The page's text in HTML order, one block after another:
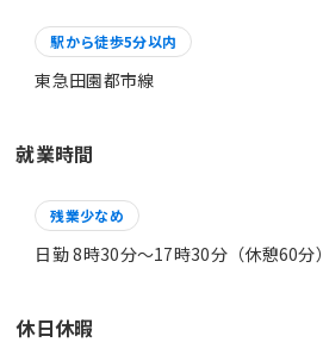
駅から徒歩5分以内
東急田園都市線
就業時間
残業少なめ
日勤 8時30分〜17時30分（休憩60分）
休日休暇